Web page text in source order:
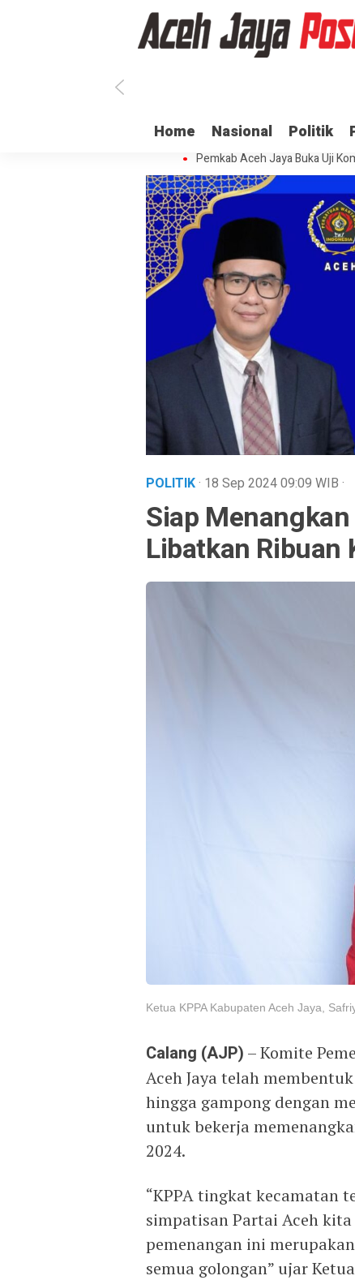
Home Nasional Politik
Ratusan ASN di Aceh Jaya
Dua Oknum Anggota Polda
Pemkab Aceh Jaya Buka Uji
POLITIK· 18 Sep 202409:09 WIB ·
Siap
Libatkan Ribuan
Ketua KPPA Kabupaten Aceh Jaya,
Calang (AJP) – Komite
Aceh Jaya telah
hingga gampong dengan
untuk bekerja
2024.
“KPPA tingkat kecamatan
simpatisan Partai Aceh
pemenangan ini
semua golongan” ujar